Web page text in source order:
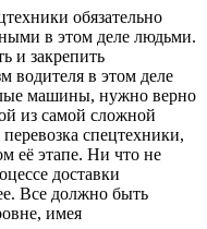
обязательно
в этом деле людьми.
и закрепить
водителя в этом деле
машины, нужно верно
из самой сложной
спецтехники,
её этапе. Ни что не
доставки
Все должно быть
имея